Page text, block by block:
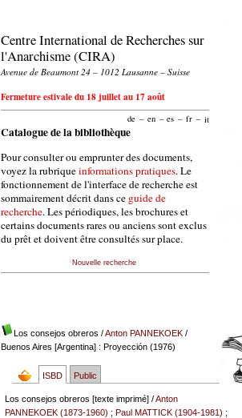
Centre International de Recherches sur
l'Anarchisme (CIRA)
Avenue de Beaumont 24 – 1012 Lausanne – Suisse
Fermeture estivale du 18 juillet au 17 août
de – en – es – fr – it
Catalogue de la bibliothèque
Pour consulter ou emprunter des documents,
voyez la rubriqueinformations pratiques. Le
fonctionnement de l'interface de recherche est
sommairement décrit dans ce guide de
recherche. Les périodiques, les brochures et
certains documents rares ou anciens sont exclus
du prêt et doivent être consultés sur place.
Nouvelle recherche
Los consejos obreros /Anton PANNEKOEK/
Buenos Aires [Argentina] : Proyección (1976)
ISBD Public
Los consejos obreros [texte imprimé] /Anton
PANNEKOEK (1873-1960) ;Paul MATTICK (1904-1981) ;